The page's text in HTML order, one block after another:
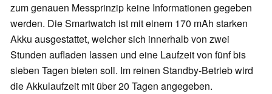
zum genauen Messprinzip keine Informationen gegeben
werden. Die Smartwatch ist mit einem 170 mAh starken
Akku ausgestattet, welcher sich innerhalb von zwei
Stunden aufladen lassen und eine Laufzeit von fünf bis
sieben Tagen bieten soll. Im reinen Standby-Betrieb wird
die Akkulaufzeit mit über 20 Tagen angegeben.